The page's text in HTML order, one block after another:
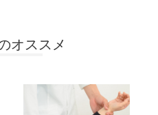
オススメ